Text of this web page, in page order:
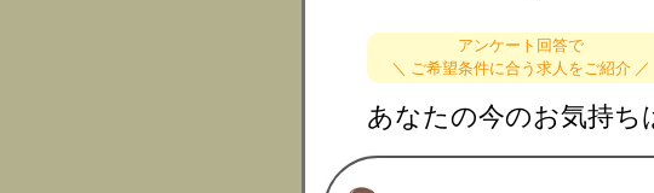
アンケート回答で
＼ ご希望条件に合う求人をご紹介 ／
あなたの今のお気持ち